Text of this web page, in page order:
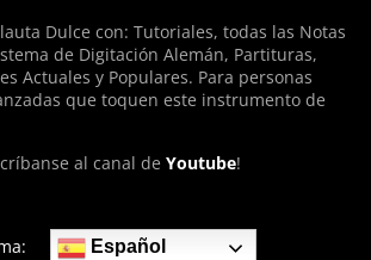
Dulce con: Tutoriales, todas las Notas
de Digitación Alemán, Partituras,
Actuales y Populares. Para personas
que toquen este instrumento de
al canal deYoutube!
Español